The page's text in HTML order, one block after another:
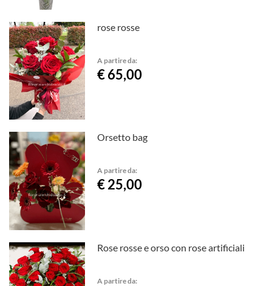
rose rosse
A partire da:
€ 65,00
Orsetto bag
A partire da:
€ 25,00
Rose rosse e orso con rose artificiali
A partire da: